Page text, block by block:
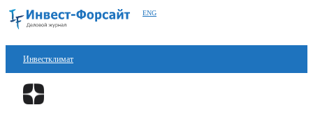
ENG
Инвестклимат
Финансы